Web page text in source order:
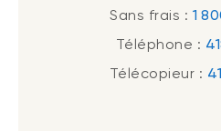
Sans frais : 1
Téléphone :
Télécopieur :